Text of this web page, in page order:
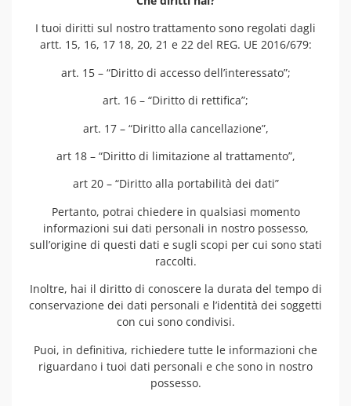
I tuoi diritti sul nostro trattamento sono regolati dagli
artt. 15, 16, 17 18, 20, 21 e 22 del REG. UE 2016/679:
art. 15 – “Diritto di accesso dell’interessato”;
art. 16 – “Diritto di rettifica”;
art. 17 – “Diritto alla cancellazione”,
art 18 – “Diritto di limitazione al trattamento”,
art 20 – “Diritto alla portabilità dei dati”
Pertanto, potrai chiedere in qualsiasi momento
informazioni sui dati personali in nostro possesso,
sull’origine di questi dati e sugli scopi per cui sono stati
raccolti.
Inoltre, hai il diritto di conoscere la durata del tempo di
conservazione dei dati personali e l’identità dei soggetti
con cui sono condivisi.
Puoi, in definitiva, richiedere tutte le informazioni che
riguardano i tuoi dati personali e che sono in nostro
possesso.